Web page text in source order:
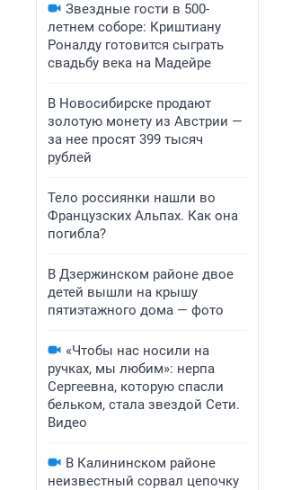
Звездные гости в 500-
летнем соборе: Криштиану
Роналду готовится сыграть
свадьбу века на Мадейре
В Новосибирске продают
золотую монету из Австрии —
за нее просят 399 тысяч
рублей
Тело россиянки нашли во
Французских Альпах. Как она
погибла?
В Дзержинском районе двое
детей вышли на крышу
пятиэтажного дома — фото
«Чтобы нас носили на
ручках, мы любим»: нерпа
Сергеевна, которую спасли
бельком, стала звездой Сети.
Видео
В Калининском районе
неизвестный сорвал цепочку